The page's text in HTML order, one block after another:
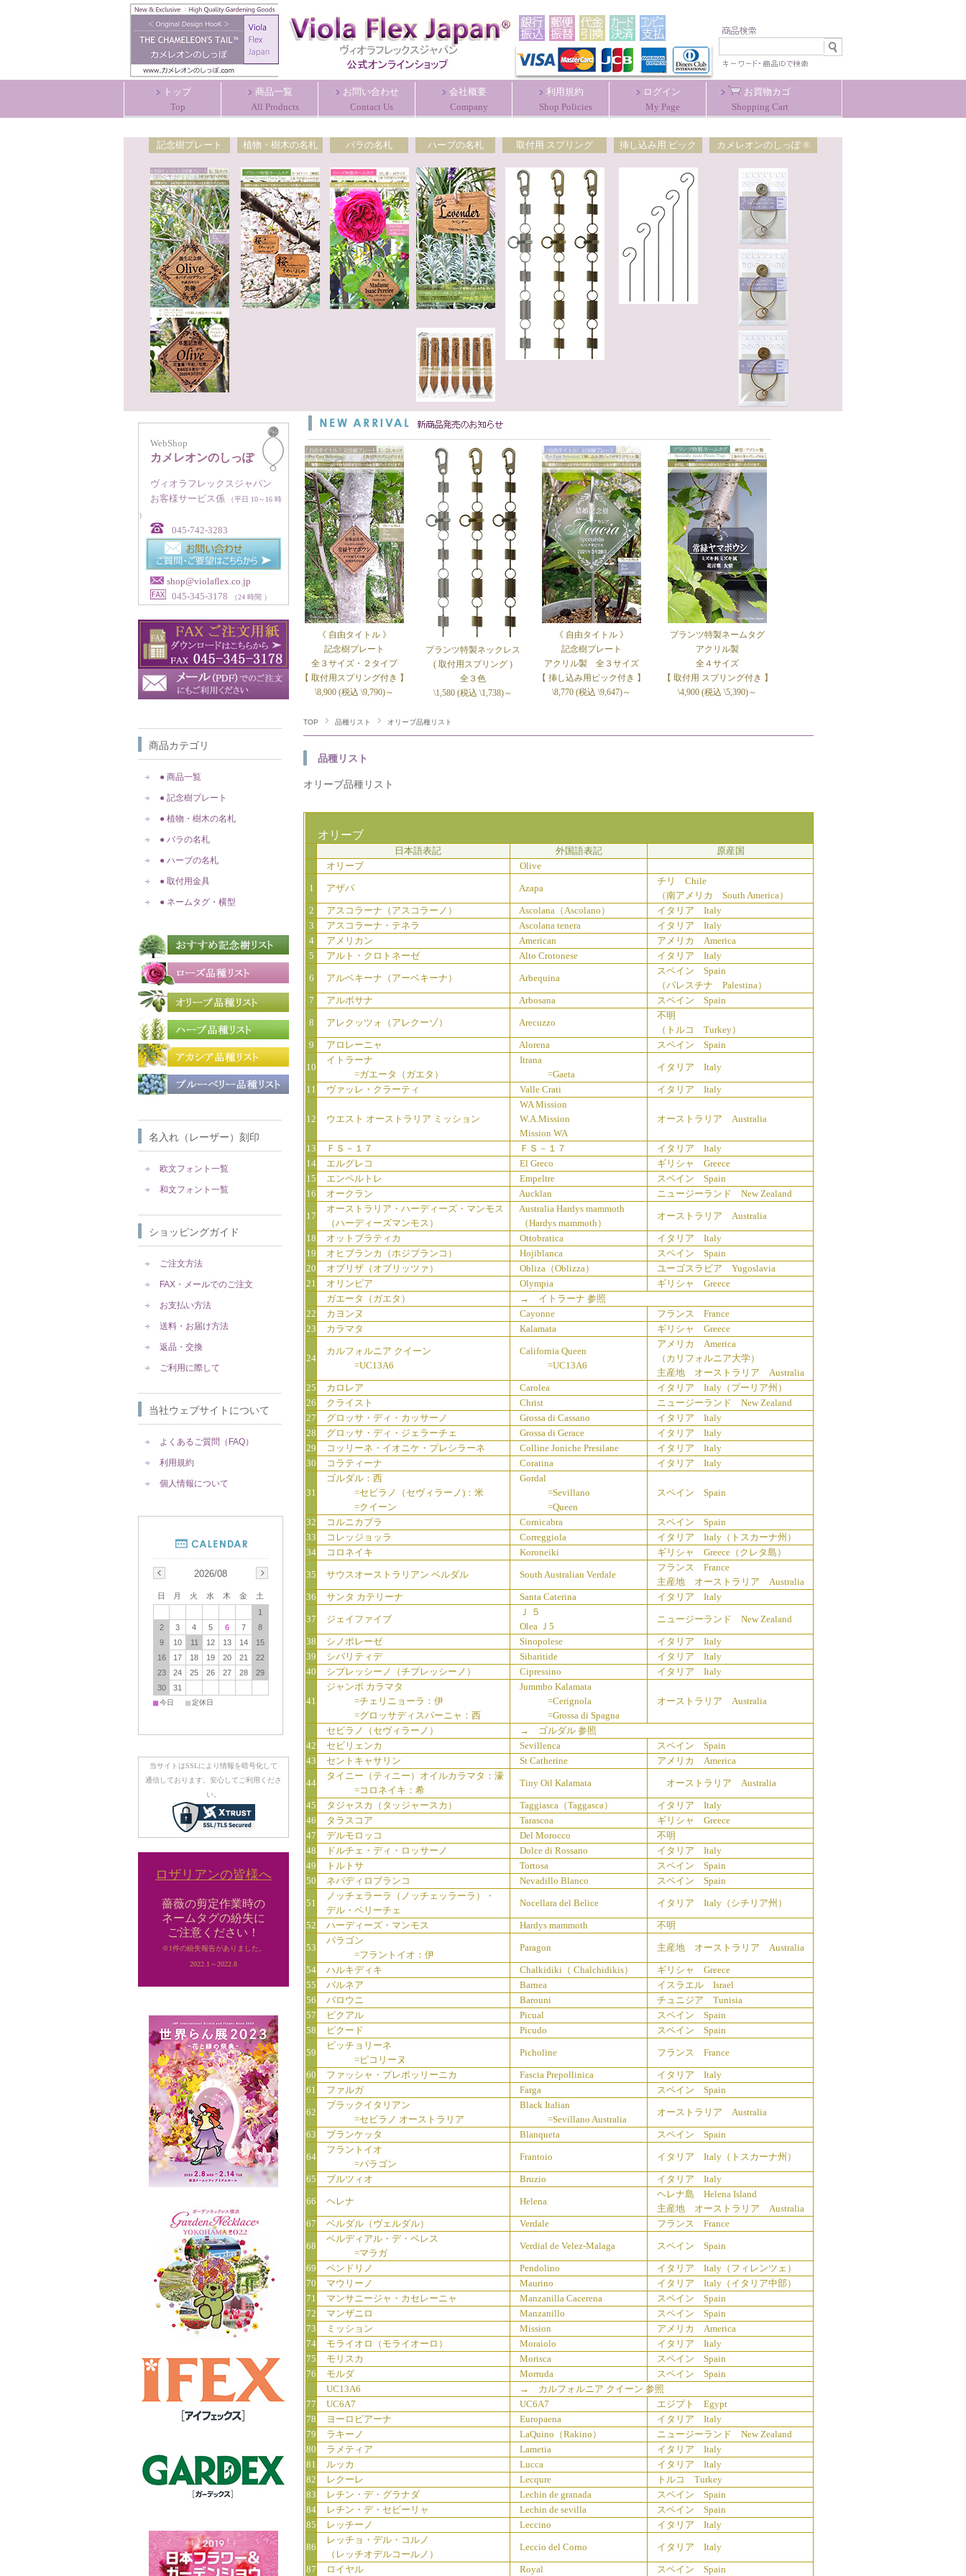
トップ
Top
商品一覧
All Products
お問い合わせ
Contact Us
会社概要
Company
利用規約
Shop Policies
ログイン
My Page
お買物カゴ
Shopping Cart
記念樹プレート 植物・樹木の名札 バラの名札 ハーブの名札 取付用 スプリング 挿し込み用 ピック カメレオンのしっぽ ®
《 自由タイトル 》
記念樹プレート
全３サイズ・２タイプ
【 取付用スプリング付き 】
\8,900 (税込 \9,790)～
プランツ特製ネックレス
( 取付用スプリング )
全３色
\1,580 (税込 \1,738)～
《 自由タイトル 》
記念樹プレート
アクリル製 全３サイズ
【 挿し込み用ピック付き 】
\8,770 (税込 \9,647)～
プランツ特製ネームタグ
アクリル製
全４サイズ
【 取付用 スプリング付き 】
\4,900 (税込 \5,390)～
TOP 品種リスト オリーブ品種リスト
品種リスト
オリーブ品種リスト
オリーブ
日本語表記 外国語表記
原産国
オリーブ
Olive
1 アザパ Azapa
チリ Chile
（南アメリカ South America）
2
アスコラーナ（アスコラーノ） Ascolana（Ascolano）
イタリア Italy
3
アスコラーナ・テネラ Ascolana tenera
イタリア Italy
4
アメリカン American
アメリカ America
5
アルト・クロトネーゼ Alto Crotonese イタリア Italy
6 アルベキーナ（アーベキーナ） Arbequina
スペイン Spain
（パレスチナ Palestina）
7
アルボサナ Arbosana スペイン Spain
8 アレクッツォ（アレクーゾ） Arecuzzo
不明
（トルコ Turkey）
9
アロレーニャ Alorena スペイン Spain
10
イトラーナ
=ガエータ（ガエタ）
Itrana
=Gaeta
イタリア Italy
11 ヴァッレ・クラーティ Valle Crati イタリア Italy
12 ウエスト オーストラリア ミッション
WA Mission
W.A.Mission
Mission WA
オーストラリア Australia
13 ＦＳ－１７ ＦＳ－１７
イタリア Italy
14 エルグレコ El Greco
ギリシャ Greece
15
エンペルトレ Empeltre
スペイン Spain
16
オークラン Aucklan ニュージーランド New Zealand
17
オーストラリア・ハーディーズ・マンモス
（ハーディーズマンモス）
Australia Hardys mammoth
（Hardys mammoth）
オーストラリア Australia
18 オットブラティカ Ottobratica
イタリア Italy
19
オヒブランカ（ホジブランコ） Hojiblanca
スペイン Spain
20
オブリザ（オブリッツァ） Obliza（Oblizza）
ユーゴスラビア Yugoslavia
21
オリンピア Olympia
ギリシャ Greece
ガエータ（ガエタ）
→ イトラーナ 参照
22
カヨンヌ Cayonne
フランス France
23
カラマタ Kalamata ギリシャ Greece
24
カルフォルニア クイーン
=UC13A6
California Queen
=UC13A6
アメリカ America
（カリフォルニア大学）
主産地 オーストラリア Australia
25
カロレア Carolea
イタリア Italy（プーリア州）
26
クライスト Christ
ニュージーランド New Zealand
27
グロッサ・ディ・カッサーノ Grossa di Cassano
イタリア Italy
28
グロッサ・ディ・ジェラーチェ Grossa di Gerace
イタリア Italy
29
コッリーネ・イオニケ・プレシラーネ Colline Joniche Presilane
イタリア Italy
30
コラティーナ Coratina イタリア Italy
31
ゴルダル：西
=セビラノ（セヴィラーノ)：米
=クイーン
Gordal
=Sevillano
=Queen
スペイン Spain
32 コルニカブラ Cornicabra
スペイン Spain
33
コレッジョッラ Correggiola
イタリア Italy（トスカーナ州）
34 コロネイキ Koroneiki ギリシャ Greece（クレタ島）
35 サウスオーストラリアン ベルダル South Australian Verdale
フランス France
主産地 オーストラリア Australia
36
サンタ カテリーナ Santa Caterina イタリア Italy
37 ジェイファイブ
Ｊ ５
Olea Ｊ5
ニュージーランド New Zealand
38 シノポレーゼ Sinopolese
イタリア Italy
39
シバリティデ Sibaritide
イタリア Italy
40
シプレッシーノ（チプレッシーノ） Cipressino イタリア Italy
41
ジャンボ カラマタ
=チェリニョーラ：伊
=グロッサディスパーニャ：西
Jummbo Kalamata
=Cerignola
=Grossa di Spagna
オーストラリア Australia
セビラノ（セヴィラーノ）
→ ゴルダル 参照
42
セビリェンカ Sevillenca
スペイン Spain
43
セントキャサリン St Catherine アメリカ America
44
タイニー（ティニー）オイルカラマタ：濠
=コロネイキ：希
Tiny Oil Kalamata オーストラリア Australia
45 タジャスカ（タッジャースカ） Taggiasca（Taggasca）
イタリア Italy
46
タラスコア Tarascoa
ギリシャ Greece
47
デルモロッコ Del Morocco
不明
48
ドルチェ・ディ・ロッサーノ Dolce di Rossano
イタリア Italy
49
トルトサ Tortosa
スペイン Spain
50
ネバディロブランコ Nevadillo Blanco スペイン Spain
51
ノッチェラーラ（ノッチェッラーラ）・
デル・ベリーチェ
Nocellara del Belice イタリア Italy（シチリア州）
52 ハーディーズ・マンモス Hardys mammoth 不明
53
パラゴン
=フラントイオ：伊
Paragon 主産地 オーストラリア Australia
54 ハルキディキ Chalkidiki（ Chalchidikis）
ギリシャ Greece
55
バルネア Barnea
イスラエル Israel
56
バロウニ Barouni
チュニジア Tunisia
57
ピクアル Picual
スペイン Spain
58
ピクード Picudo スペイン Spain
59
ピッチョリーネ
=ピコリーヌ
Picholine フランス France
60 ファッシャ・プレポッリーニカ Fascia Prepollinica
イタリア Italy
61
ファルガ Farga スペイン Spain
62
ブラックイタリアン
=セビラノ オーストラリア
Black Italian
=Sevillano Australia
オーストラリア Australia
63 ブランケッタ Blanqueta スペイン Spain
64
フラントイオ
=パラゴン
Frantoio イタリア Italy（トスカーナ州）
65 ブルツィオ Bruzio イタリア Italy
66 ヘレナ Helena
ヘレナ島 Helena Island
主産地 オーストラリア Australia
67
ベルダル（ヴェルダル） Verdale フランス France
68
ベルディアル・デ・ベレス
=マラガ
Verdial de Velez-Malaga スペイン Spain
69 ペンドリノ Pendolino
イタリア Italy（フィレンツェ）
70
マウリーノ Maurino
イタリア Italy（イタリア中部）
71
マンサニージャ・カセレーニャ Manzanilla Cacerena
スペイン Spain
72
マンザニロ Manzanillo
スペイン Spain
73
ミッション Mission
アメリカ America
74 モライオロ（モライオーロ） Moraiolo
イタリア Italy
75
モリスカ Morisca
スペイン Spain
76
モルダ Morruda
スペイン Spain
UC13A6
→ カルフォルニア クイーン 参照
77
UC6A7 UC6A7
エジプト Egypt
78
ヨーロピアーナ Europaena
イタリア Italy
79
ラキーノ LaQuino（Rakino）
ニュージーランド New Zealand
80
ラメティア Lametia
イタリア Italy
81
ルッカ Lucca
イタリア Italy
82
レクーレ Lecqure
トルコ Turkey
83
レチン・デ・グラナダ Lechin de granada
スペイン Spain
84 レチン・デ・セビーリャ Lechin de sevilla
スペイン Spain
85
レッチーノ Leccino イタリア Italy
86
レッチョ・デル・コルノ
（レッチオデルコールノ）
Leccio del Corno イタリア Italy
87 ロイヤル Royal スペイン Spain
WebShop
カメレオンのしっぽ
ヴィオラフレックスジャパン
お客様サービス係 （平日 10～16 時
）
045-742-3283
shop@violaflex.co.jp
045-345-3178
（24 時間 ）
商品カテゴリ
● 商品一覧
● 記念樹プレート
● 植物・樹木の名札
● バラの名札
● ハーブの名札
● 取付用金具
● ネームタグ・横型
名入れ（レーザー）刻印
欧文フォント一覧
和文フォント一覧
ショッピングガイド
ご注文方法
FAX・メールでのご注文
お支払い方法
送料・お届け方法
返品・交換
ご利用に際して
当社ウェブサイトについて
よくあるご質問（FAQ）
利用規約
個人情報について
2026/08
日 月 火 水 木 金
土
1
2
3 4 5 6 7
8
9
10 11 12 13 14
15
16
17 18 19 20 21
22
23
24 25 26 27 28
29
30
31
■今日 ■定休日
当サイトはSSLにより情報を暗号化して
通信しております。安心してご利用くださ
い。
ロザリアンの皆様へ
薔薇の剪定作業時の
ネームタグの紛失に
ご注意ください！
※1件の紛失報告がありました。
2022.1～2022.8